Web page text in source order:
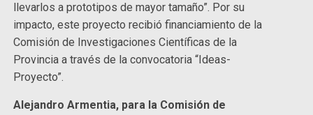
llevarlos a prototipos de mayor tamaño”. Por su
impacto, este proyecto recibió financiamiento de la
Comisión de Investigaciones Científicas de la
Provincia a través de la convocatoria “Ideas-
Proyecto”.
Alejandro Armentia, para la Comisión de